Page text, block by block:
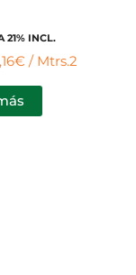
21% INCL.
/ Mtrs.2